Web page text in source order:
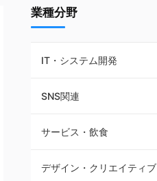
業種分野
IT・システム開発
SNS関連
サービス・飲食
デザイン・クリエイティブ